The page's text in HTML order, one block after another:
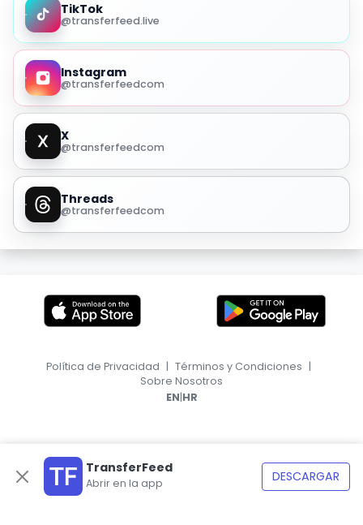
TikTok
@transferfeed.live
Instagram
@transferfeedcom
X
@transferfeedcom
Threads
@transferfeedcom
TransferFeed
Abrir en la app DESCARGAR
Política de Privacidad | Términos y Condiciones |
Sobre Nosotros
EN|HR